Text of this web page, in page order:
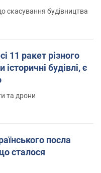
скасування будівництва
11 ракет різного
будівлі, є
та дрони
посла
сталося